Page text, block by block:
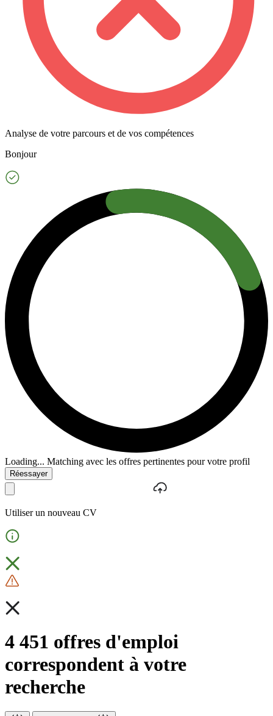
Analyse de votre parcours et de vos compétences
Bonjour
Loading... Matching avec les offres pertinentes pour votre profil
Réessayer
Utiliser un nouveau CV
4 451 offres d'emploi
correspondent à votre
recherche